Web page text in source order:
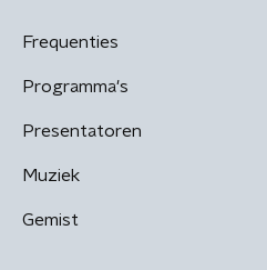
Frequenties
Programma's
Presentatoren
Muziek
Gemist